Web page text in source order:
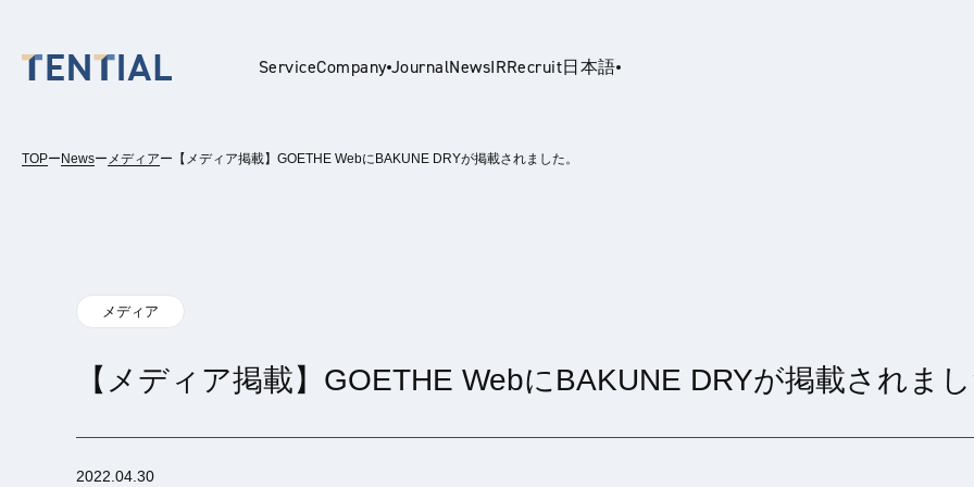
ServiceCompanyJournalNewsIRRecruit日本語
English
TOPー Newsー メディアー 【メディア掲載】GOETHE WebにBAKUNE DRYが掲載されました。
メディア
【メディア掲載】GOETHE WebにBAKUNE DRYが掲載されまし
2022.04.30